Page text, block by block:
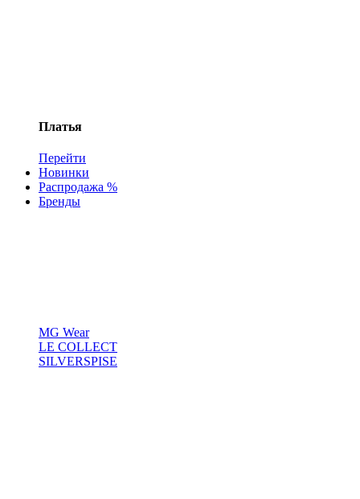
Платья
Перейти
Новинки
Распродажа %
Бренды
MG Wear
LE COLLECT
SILVERSPISE